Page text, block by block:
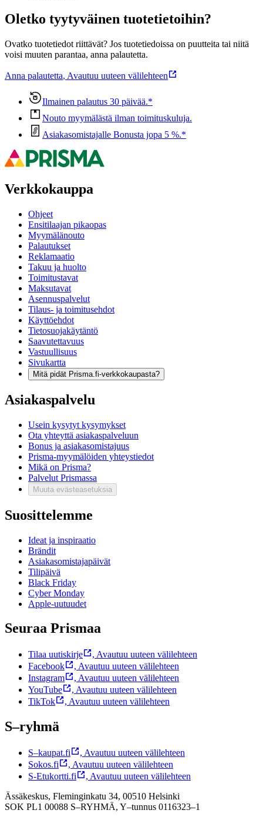
Oletko tyytyväinen tuotetietoihin?
Ovatko tuotetiedot riittävät? Jos tuotetiedoissa on puutteita tai niitä
voisi muuten parantaa, anna palautetta.
Anna palautetta, Avautuu uuteen välilehteen
Ilmainen palautus 30 päivää.*
Nouto myymälästä ilman toimituskuluja.
Asiakasomistajalle Bonusta jopa 5 %.*
Verkkokauppa
Ohjeet
Ensitilaajan pikaopas
Myymälänouto
Palautukset
Reklamaatio
Takuu ja huolto
Toimitustavat
Maksutavat
Asennuspalvelut
Tilaus- ja toimitusehdot
Käyttöehdot
Tietosuojakäytäntö
Saavutettavuus
Vastuullisuus
Sivukartta
Mitä pidät Prisma.fi-verkkokaupasta?
Asiakaspalvelu
Usein kysytyt kysymykset
Ota yhteyttä asiakaspalveluun
Bonus ja asiakasomistajuus
Prisma-myymälöiden yhteystiedot
Mikä on Prisma?
Palvelut Prismassa
Muuta evästeasetuksia
Suosittelemme
Ideat ja inspiraatio
Brändit
Asiakasomistajapäivät
Tilipäivä
Black Friday
Cyber Monday
Apple-uutuudet
Seuraa Prismaa
Tilaa uutiskirje , Avautuu uuteen välilehteen
Facebook
, Avautuu uuteen välilehteen
Instagram
, Avautuu uuteen välilehteen
YouTube
, Avautuu uuteen välilehteen
TikTok
, Avautuu uuteen välilehteen
S–ryhmä
S–kaupat.fi , Avautuu uuteen välilehteen
Sokos.fi
, Avautuu uuteen välilehteen
S-Etukortti.fi
, Avautuu uuteen välilehteen
Ässäkeskus, Fleminginkatu 34, 00510 Helsinki
SOK PL1 00088 S–RYHMÄ, Y–tunnus 0116323–1